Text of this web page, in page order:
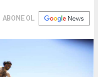
ABONE OL